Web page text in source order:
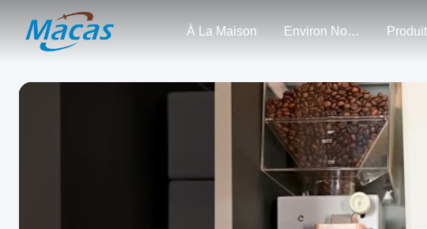
À La Maison Environ Nous